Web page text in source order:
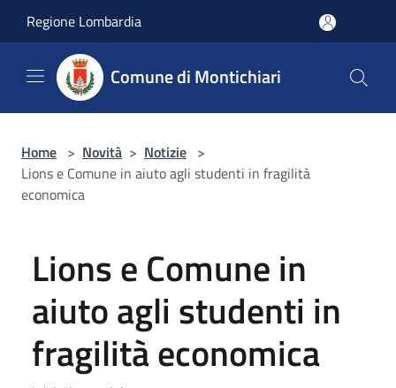
Regione Lombardia
Comune di Montichiari
Home > Novità > Notizie >
Lions e Comune in aiuto agli studenti in fragilità
economica
Lions e Comune in
aiuto agli studenti in
fragilità economica